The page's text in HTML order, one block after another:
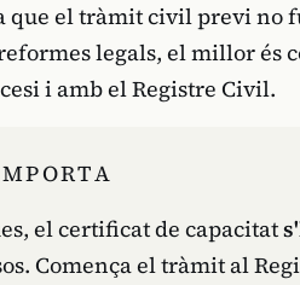
que el tràmit civil previ no
legals, el millor és
i amb el Registre Civil.
el certificat de capacitat
Comença el tràmit al